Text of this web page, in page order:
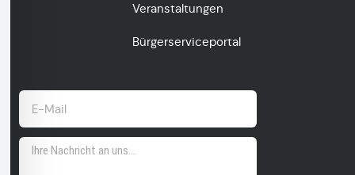
Veranstaltungen
Bürgerserviceportal